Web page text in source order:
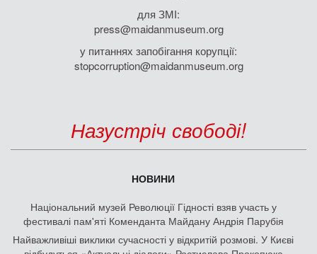
для ЗМІ:
press@maidanmuseum.org
у питаннях запобігання корупції:
stopcorruption@maidanmuseum.org
Назустріч свободі!
НОВИНИ
Національний музей Революції Гідності взяв участь у
фестивалі пам'яті Коменданта Майдану Андрія Парубія
Найважливіші виклики сучасності у відкритій розмові. У Києві